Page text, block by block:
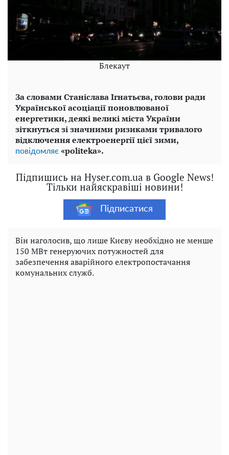
Блекаут
За словами Станіслава Ігнатьєва, голови ради
Української асоціації поновлюваної
енергетики, деякі великі міста України
зіткнуться зі значними ризиками тривалого
відключення електроенергії цієї зими,
повідомляє «politeka».
Підпишись на Hyser.com.ua в Google News!
Тільки найяскравіші новини!
Підписатися
Він наголосив, що лише Києву необхідно не менше
150 МВт генеруючих потужностей для
забезпечення аварійного електропостачання
комунальних служб.